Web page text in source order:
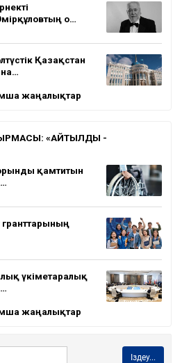
о…
Қазақстан
жаңалықтар
«АЙТЫЛДЫ -
қамтитын
гранттарының
үкіметаралық
жаңалықтар
Іздеу...